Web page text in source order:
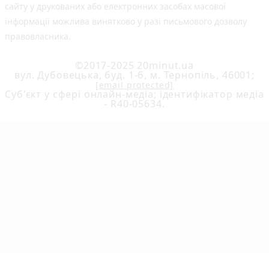
сайту у друкованих або електронних засобах масової
інформації можлива винятково у разі письмового дозволу
правовласника.
©2017-2025 20minut.ua
вул. Дубовецька, буд. 1-б, м. Тернопіль, 46001;
[email protected]
Cуб'єкт у сфері онлайн-медіа; ідентифікатор медіа
- R40-05634.